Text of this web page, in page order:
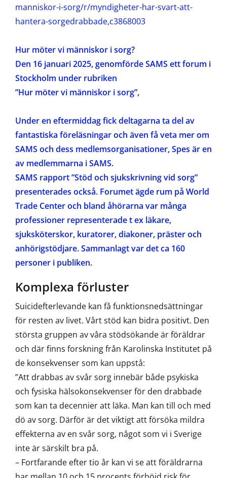
manniskor-i-sorg/r/myndigheter-har-svart-att-
hantera-sorgedrabbade,c3868003
Hur möter vi människor i sorg?
Den 16 januari 2025,genomförde SAMS ett forum i
Stockholm under rubriken
”Hur möter vi människor i sorg”,
Under en eftermiddag fick deltagarna ta del av
fantastiska föreläsningar och även få veta mer om
SAMS och dess medlemsorganisationer, Spes är en
av medlemmarna i SAMS.
SAMS rapport ”Stöd och sjukskrivning vid sorg”
presenterades också. Forumet ägde rum på World
Trade Center och bland åhörarna var många
professioner representerade t ex läkare,
sjuksköterskor, kuratorer, diakoner, präster och
anhörigstödjare. Sammanlagt var det ca 160
personer i publiken.
Komplexa förluster
Suicidefterlevande kan få funktionsnedsättningar
för resten av livet. Vårt stöd kan bidra positivt. Den
största gruppen av våra stödsökande är föräldrar
och där finns forskning från Karolinska Institutet på
de konsekvenser som kan uppstå:
”Att drabbas av svår sorg innebär både psykiska
och fysiska hälsokonsekvenser för den drabbade
som kan ta decennier att läka. Man kan till och med
dö av sorg. Därför är det viktigt att försöka mildra
effekterna av en svår sorg, något som vi i Sverige
inte är särskilt bra på.
– Fortfarande efter tio år kan vi se att föräldrarna